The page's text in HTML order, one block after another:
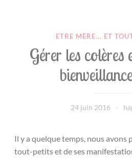
ETRE MÈRE... ET
Gérer les colères
24 juin 2016
Il y a quelque temps, nous avons
tout-petits et de ses